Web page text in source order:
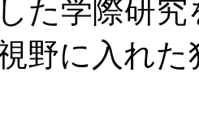
た学際研
野に入れ